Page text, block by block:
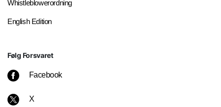
Whistleblowerordning
English Edition
Følg Forsvaret
Facebook
X